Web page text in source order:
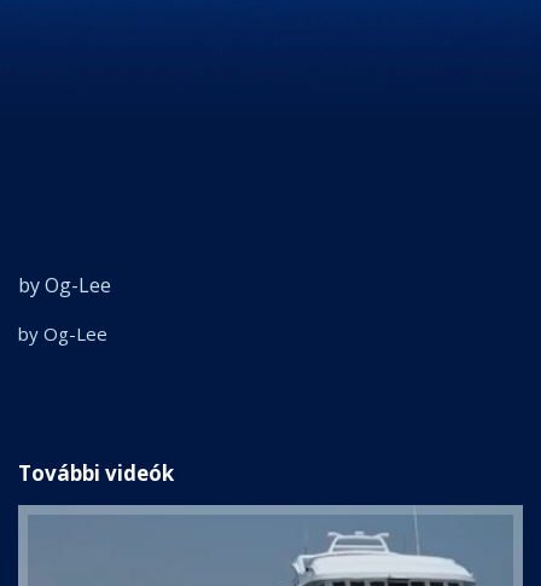
by Og-Lee
by Og-Lee
További videók